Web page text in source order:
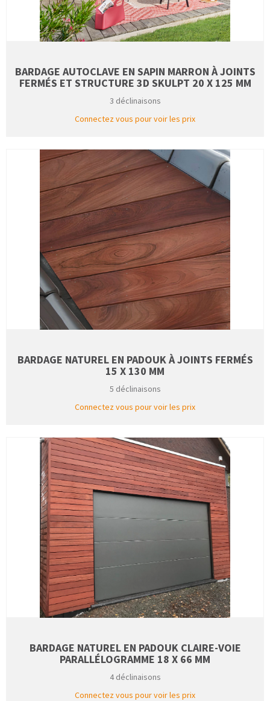
BARDAGE AUTOCLAVE EN SAPIN MARRON À JOINTS
FERMÉS ET STRUCTURE 3D SKULPT 20 X 125 MM
3 déclinaisons
Connectez vous pour voir les prix
BARDAGE NATUREL EN PADOUK À JOINTS FERMÉS
15 X 130 MM
5 déclinaisons
Connectez vous pour voir les prix
BARDAGE NATUREL EN PADOUK CLAIRE-VOIE
PARALLÉLOGRAMME 18 X 66 MM
4 déclinaisons
Connectez vous pour voir les prix